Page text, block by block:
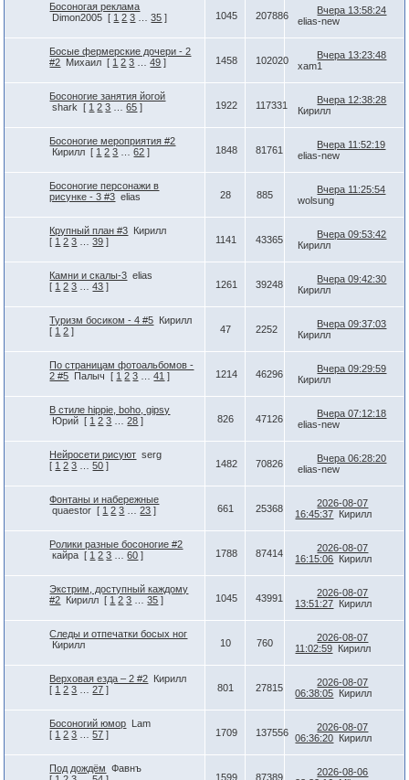
Босоногая реклама
Dimon2005 [ 1 2 3 … 35 ] 1045 207886
Вчера 13:58:24
elias-new
Босые фермерские дочери - 2
#2 Михаил [ 1 2 3 … 49 ] 1458 102020
Вчера 13:23:48
xam1
Босоногие занятия йогой
shark [ 1 2 3 … 65 ] 1922 117331
Вчера 12:38:28
Кирилл
Босоногие мероприятия #2
Кирилл [ 1 2 3 … 62 ] 1848 81761
Вчера 11:52:19
elias-new
Босоногие персонажи в
рисунке - 3 #3 elias 28 885
Вчера 11:25:54
wolsung
Крупный план #3
Кирилл
[ 1 2 3 … 39 ] 1141 43365
Вчера 09:53:42
Кирилл
Камни и скалы-3 elias
[ 1 2 3 … 43 ] 1261 39248
Вчера 09:42:30
Кирилл
Туризм босиком - 4 #5
Кирилл
[ 1 2 ] 47 2252
Вчера 09:37:03
Кирилл
По страницам фотоальбомов -
2 #5
Палыч [ 1 2 3 … 41 ] 1214 46296
Вчера 09:29:59
Кирилл
В стиле hippie, boho, gipsy
Юрий [ 1 2 3 … 28 ] 826 47126
Вчера 07:12:18
elias-new
Нейросети рисуют serg
[ 1 2 3 … 50 ] 1482 70826
Вчера 06:28:20
elias-new
Фонтаны и набережные
quaestor [ 1 2 3 … 23 ] 661 25368
2026-08-07
16:45:37
Кирилл
Ролики разные босоногие #2
кайра [ 1 2 3 … 60 ] 1788 87414
2026-08-07
16:15:06
Кирилл
Экстрим, доступный каждому
#2
Кирилл [ 1 2 3 … 35 ] 1045 43991
2026-08-07
13:51:27
Кирилл
Следы и отпечатки босых ног
Кирилл
10 760
2026-08-07
11:02:59
Кирилл
Верховая езда – 2 #2
Кирилл
[ 1 2 3 … 27 ] 801 27815
2026-08-07
06:38:05
Кирилл
Босоногий юмор
Lam
[ 1 2 3 … 57 ] 1709 137556
2026-08-07
06:36:20
Кирилл
Под дождём
Фавнъ
1599 87389
2026-08-06